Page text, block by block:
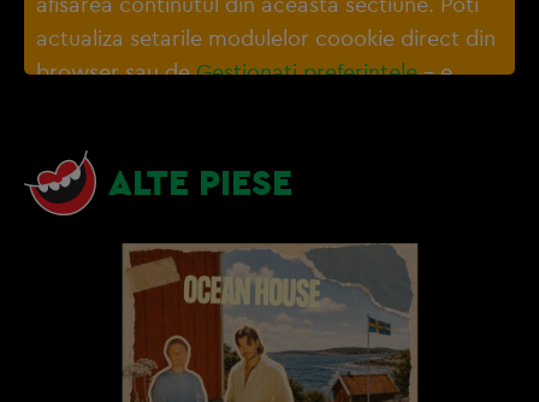
actualiza setarile modulelor coookie direct din
browser sau deGestionați preferințele– e
ALTE PIESE